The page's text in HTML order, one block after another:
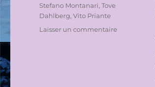
Stefano Montanari,Tove
Dahlberg,Vito Priante
Laisser un commentairesur